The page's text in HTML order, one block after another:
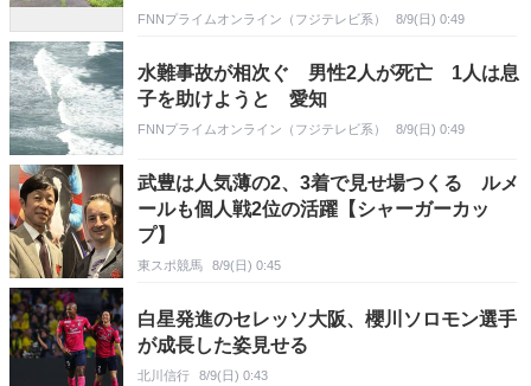
FNNプライムオンライン（フジテレビ系） 8/9(日) 0:49
水難事故が相次ぐ 男性2人が死亡 1人は息
子を助けようと 愛知
FNNプライムオンライン（フジテレビ系） 8/9(日) 0:49
武豊は人気薄の2、3着で見せ場つくる ルメ
ールも個人戦2位の活躍【シャーガーカッ
プ】
東スポ競馬 8/9(日) 0:45
白星発進のセレッソ大阪、櫻川ソロモン選手
が成長した姿見せる
北川信行 8/9(日) 0:43